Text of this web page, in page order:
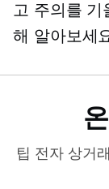
고 주의를 기
해 알아보세
팁 전자 상거래